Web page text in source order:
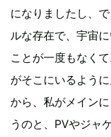
になりましたし、
ルな存在で、宇宙
ことが一度もなく
がそこにいるよう
から、私がメイン
うのと、PVやジャ